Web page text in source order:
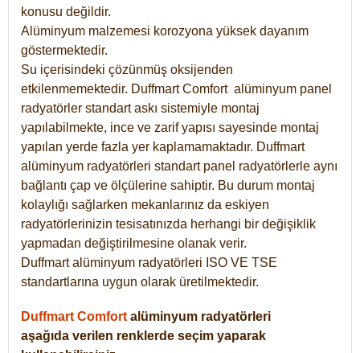
konusu değildir.
Alüminyum malzemesi korozyona yüksek dayanım
göstermektedir.
Su içerisindeki çözünmüş oksijenden
etkilenmemektedir. DuffmartComfort alüminyum panel
radyatörler standart askı sistemiyle montaj
yapılabilmekte, ince ve zarif yapısı sayesinde montaj
yapılan yerde fazla yer kaplamamaktadır. Duffmart
alüminyum radyatörleri standart panel radyatörlerle aynı
bağlantı çap ve ölçülerine sahiptir. Bu durum montaj
kolaylığı sağlarken mekanlarınız da eskiyen
radyatörlerinizin tesisatınızda herhangi bir değişiklik
yapmadan değiştirilmesine olanak verir.
Duffmart alüminyum radyatörleri ISO VE TSE
standartlarına uygun olarak üretilmektedir.
Duffmart Comfort alüminyum radyatörleri
aşağıda verilen renklerde seçim yaparak